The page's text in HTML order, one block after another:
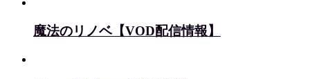
魔法のリノベ【VOD配信情報】